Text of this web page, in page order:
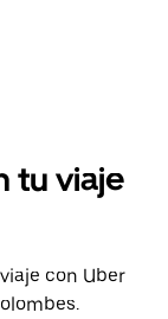
tu viaje
con Uber